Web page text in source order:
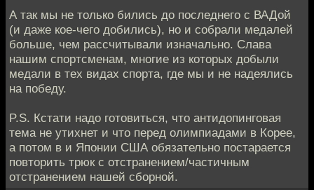
А так мы не только бились до последнего с ВАДой
(и даже кое-чего добились), но и собрали медалей
больше, чем рассчитывали изначально. Слава
нашим спортсменам, многие из которых добыли
медали в тех видах спорта, где мы и не надеялись
на победу.
P.S. Кстати надо готовиться, что антидопинговая
тема не утихнет и что перед олимпиадами в Корее,
а потом в и Японии США обязательно постарается
повторить трюк с отстранением/частичным
отстранением нашей сборной.